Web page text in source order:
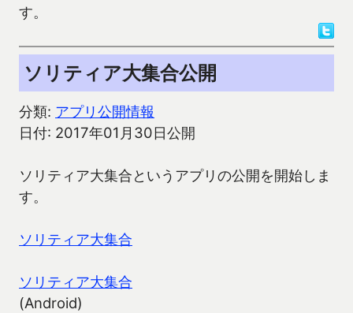
す。
ソリティア大集合公開
分類: アプリ公開情報
日付: 2017年01月30日公開
ソリティア大集合というアプリの公開を開始しま
す。
ソリティア大集合
ソリティア大集合
(Android)